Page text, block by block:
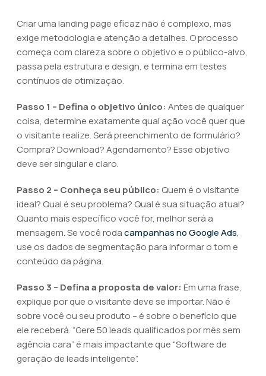
Criar uma landing page eficaz não é complexo, mas
exige metodologia e atenção a detalhes. O processo
começa com clareza sobre o objetivo e o público-alvo,
passa pela estrutura e design, e termina em testes
contínuos de otimização.
Passo 1 – Defina o objetivo único: Antes de qualquer
coisa, determine exatamente qual ação você quer que
o visitante realize. Será preenchimento de formulário?
Compra? Download? Agendamento? Esse objetivo
deve ser singular e claro.
Passo 2 – Conheça seu público: Quem é o visitante
ideal? Qual é seu problema? Qual é sua situação atual?
Quanto mais específico você for, melhor será a
mensagem. Se você rodacampanhas no Google Ads,
use os dados de segmentação para informar o tom e
conteúdo da página.
Passo 3 – Defina a proposta de valor: Em uma frase,
explique por que o visitante deve se importar. Não é
sobre você ou seu produto – é sobre o benefício que
ele receberá. “Gere 50 leads qualificados por mês sem
agência cara” é mais impactante que “Software de
geração de leads inteligente”.